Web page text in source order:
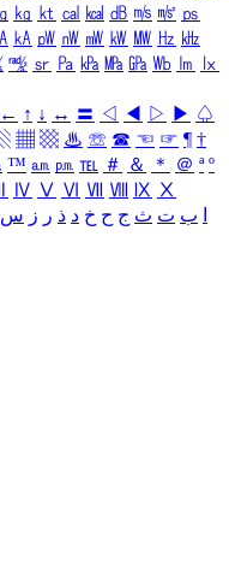
㎏ ㏏ ㎈ ㎉ ㏈ ㎧ ㎨ ㎰
㎄ ㎺ ㎻ ㎽ ㎾ ㎿ ㎐ ㎑
㎯ ㏛ ㎩ ㎪ ㎫ ㎬ ㏝ ㏐
㏓
← ↑ ↓ ↔ 〓 ◁ ◀ ▷ ▶ ♤
▦ ▩ ♨ ☏ ☎ ☜ ☞ ¶ †
™ ㏂ ㏘ ℡ ＃ ＆ ＊ ＠ ª º
Ⅳ Ⅴ Ⅵ Ⅶ Ⅷ Ⅸ Ⅹ
ب ت ث ج ح خ د ذ ر ز س